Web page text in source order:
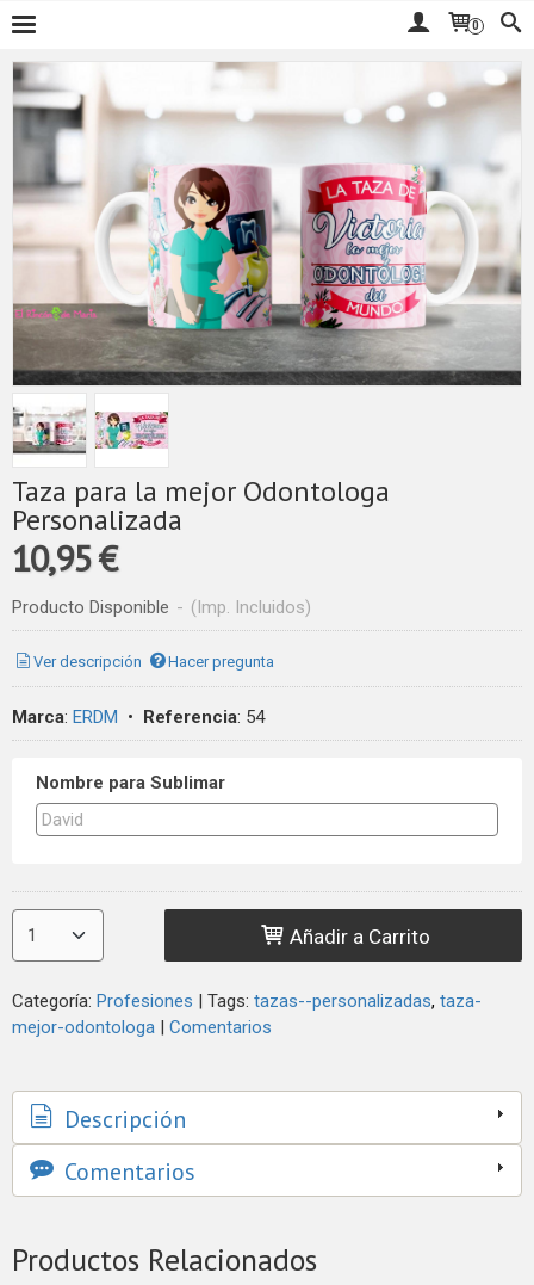
0
Taza para la mejor Odontologa
Personalizada
10,95 €
Producto Disponible - (Imp. Incluidos)
Ver descripción Hacer pregunta
Marca: ERDM • Referencia: 54
Nombre para Sublimar
Añadir a Carrito
Categoría: Profesiones Tags: tazas--personalizadas taza-
mejor-odontologa
Comentarios
Descripción
Comentarios
Productos Relacionados